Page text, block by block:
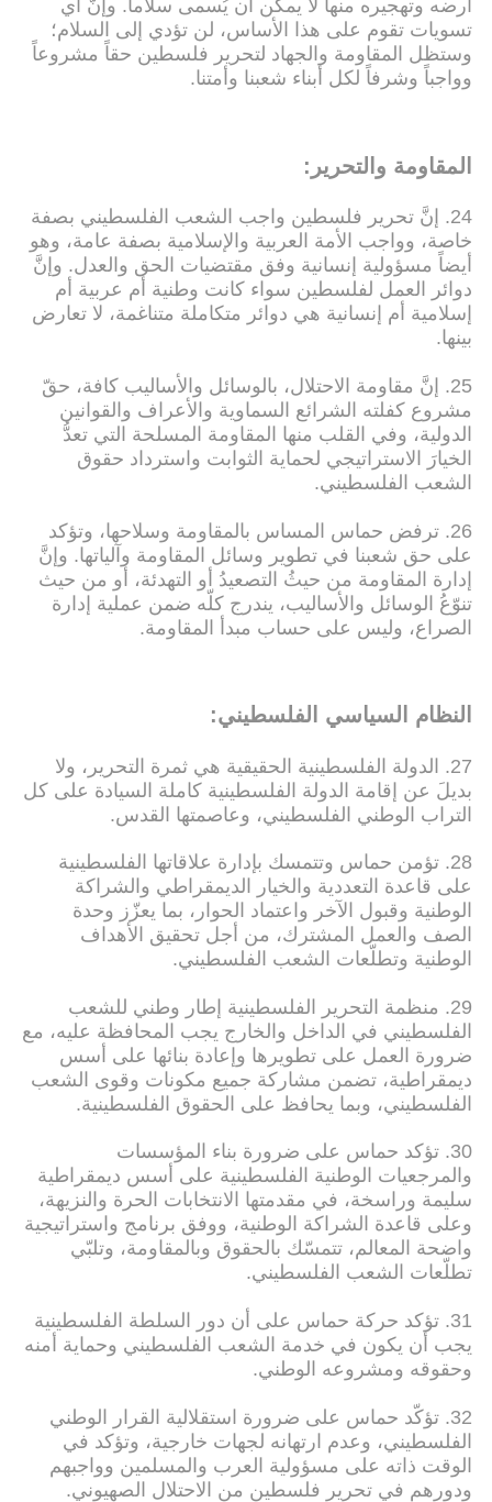
أرضه وتهجيره منها لا يمكن أن يُسمى سلاماً. وإنَّ أي
تسويات تقوم على هذا الأساس، لن تؤدي إلى السلام؛
وستظل المقاومة والجهاد لتحرير فلسطين حقاً مشروعاً
وواجباً وشرفاً لكل أبناء شعبنا وأمتنا.
المقاومة والتحرير:
24. إنَّ تحرير فلسطين واجب الشعب الفلسطيني بصفة
خاصة، وواجب الأمة العربية والإسلامية بصفة عامة، وهو
أيضاً مسؤولية إنسانية وفق مقتضيات الحق والعدل. وإنَّ
دوائر العمل لفلسطين سواء كانت وطنية أم عربية أم
إسلامية أم إنسانية هي دوائر متكاملة متناغمة، لا تعارض
بينها.
25. إنَّ مقاومة الاحتلال، بالوسائل والأساليب كافة، حقّ
مشروع كفلته الشرائع السماوية والأعراف والقوانين
الدولية، وفي القلب منها المقاومة المسلحة التي تعدُّ
الخيارَ الاستراتيجي لحماية الثوابت واسترداد حقوق
الشعب الفلسطيني.
26. ترفض حماس المساس بالمقاومة وسلاحها، وتؤكد
على حق شعبنا في تطوير وسائل المقاومة وآلياتها. وإنَّ
إدارة المقاومة من حيثُ التصعيدُ أو التهدئة، أو من حيث
تنوّعُ الوسائل والأساليب، يندرج كلّه ضمن عملية إدارة
الصراع، وليس على حساب مبدأ المقاومة.
النظام السياسي الفلسطيني:
27. الدولة الفلسطينية الحقيقية هي ثمرة التحرير، ولا
بديلَ عن إقامة الدولة الفلسطينية كاملة السيادة على كل
التراب الوطني الفلسطيني، وعاصمتها القدس.
28. تؤمن حماس وتتمسك بإدارة علاقاتها الفلسطينية
على قاعدة التعددية والخيار الديمقراطي والشراكة
الوطنية وقبول الآخر واعتماد الحوار، بما يعزّز وحدة
الصف والعمل المشترك، من أجل تحقيق الأهداف
الوطنية وتطلّعات الشعب الفلسطيني.
29. منظمة التحرير الفلسطينية إطار وطني للشعب
الفلسطيني في الداخل والخارج يجب المحافظة عليه، مع
ضرورة العمل على تطويرها وإعادة بنائها على أسس
ديمقراطية، تضمن مشاركة جميع مكونات وقوى الشعب
الفلسطيني، وبما يحافظ على الحقوق الفلسطينية.
30. تؤكد حماس على ضرورة بناء المؤسسات
والمرجعيات الوطنية الفلسطينية على أسس ديمقراطية
سليمة وراسخة، في مقدمتها الانتخابات الحرة والنزيهة،
وعلى قاعدة الشراكة الوطنية، ووفق برنامج واستراتيجية
واضحة المعالم، تتمسّك بالحقوق وبالمقاومة، وتلبّي
تطلّعات الشعب الفلسطيني.
31. تؤكد حركة حماس على أن دور السلطة الفلسطينية
يجب أن يكون في خدمة الشعب الفلسطيني وحماية أمنه
وحقوقه ومشروعه الوطني.
32. تؤكّد حماس على ضرورة استقلالية القرار الوطني
الفلسطيني، وعدم ارتهانه لجهات خارجية، وتؤكد في
الوقت ذاته على مسؤولية العرب والمسلمين وواجبهم
ودورهم في تحرير فلسطين من الاحتلال الصهيوني.